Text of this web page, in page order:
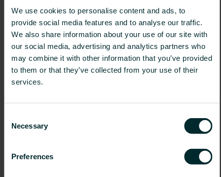
We use cookies to personalise content and ads, to
provide social media features and to analyse our traffic.
We also share information about your use of our site with
our social media, advertising and analytics partners who
may combine it with other information that you’ve provided
to them or that they’ve collected from your use of their
services.
Selection
Necessary
Preferences
“Heizkörper, Heiz- und Kühlkonvektoren”auch auf
dem BDH-Portal zum Download zur Verfügung.
> Zum BDH-Portal